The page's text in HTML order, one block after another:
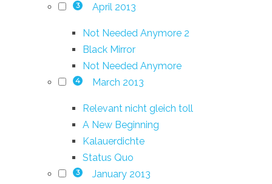
3 April 2013
Not Needed Anymore 2
Black Mirror
Not Needed Anymore
4 March 2013
Relevant nicht gleich toll
A New Beginning
Kalauerdichte
Status Quo
3 January 2013